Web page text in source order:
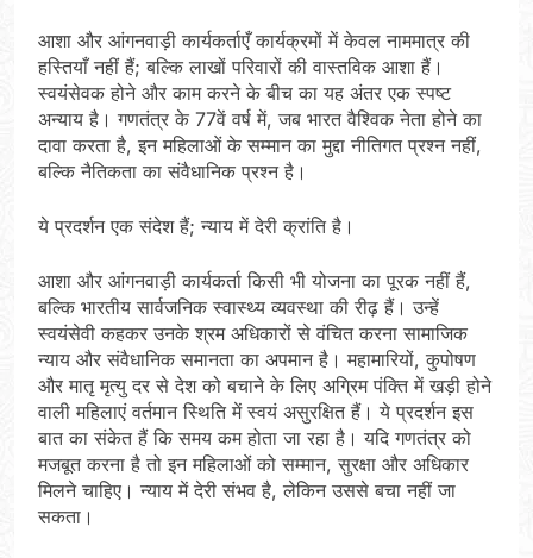
आशा और आंगनवाड़ी कार्यकर्ताएँ कार्यक्रमों में केवल नाममात्र की
हस्तियाँ नहीं हैं; बल्कि लाखों परिवारों की वास्तविक आशा हैं।
स्वयंसेवक होने और काम करने के बीच का यह अंतर एक स्पष्ट
अन्याय है। गणतंत्र के 77वें वर्ष में, जब भारत वैश्विक नेता होने का
दावा करता है, इन महिलाओं के सम्मान का मुद्दा नीतिगत प्रश्न नहीं,
बल्कि नैतिकता का संवैधानिक प्रश्न है।
ये प्रदर्शन एक संदेश हैं; न्याय में देरी क्रांति है।
आशा और आंगनवाड़ी कार्यकर्ता किसी भी योजना का पूरक नहीं हैं,
बल्कि भारतीय सार्वजनिक स्वास्थ्य व्यवस्था की रीढ़ हैं। उन्हें
स्वयंसेवी कहकर उनके श्रम अधिकारों से वंचित करना सामाजिक
न्याय और संवैधानिक समानता का अपमान है। महामारियों, कुपोषण
और मातृ मृत्यु दर से देश को बचाने के लिए अग्रिम पंक्ति में खड़ी होने
वाली महिलाएं वर्तमान स्थिति में स्वयं असुरक्षित हैं। ये प्रदर्शन इस
बात का संकेत हैं कि समय कम होता जा रहा है। यदि गणतंत्र को
मजबूत करना है तो इन महिलाओं को सम्मान, सुरक्षा और अधिकार
मिलने चाहिए। न्याय में देरी संभव है, लेकिन उससे बचा नहीं जा
सकता।